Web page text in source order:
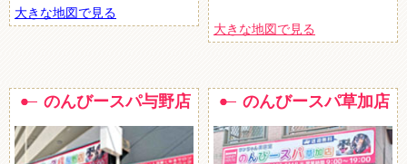
大きな地図で見る
大きな地図で見る
のんびースパ与野店 のんびースパ草加店